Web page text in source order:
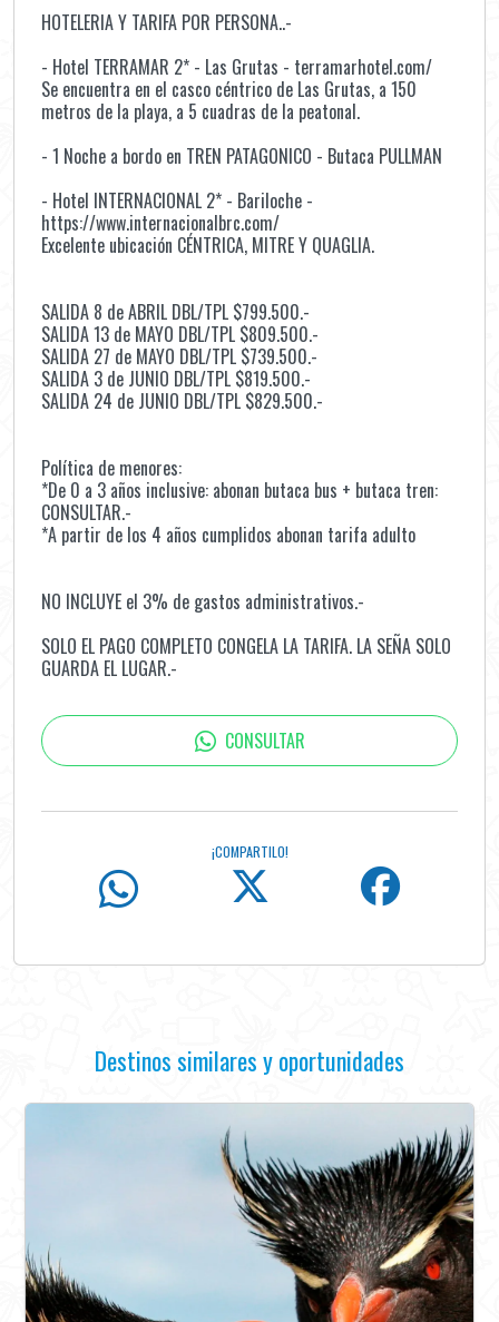
HOTELERIA Y TARIFA POR PERSONA..-
- Hotel TERRAMAR 2* - Las Grutas - terramarhotel.com/
Se encuentra en el casco céntrico de Las Grutas, a 150
metros de la playa, a 5 cuadras de la peatonal.
- 1 Noche a bordo en TREN PATAGONICO - Butaca PULLMAN
- Hotel INTERNACIONAL 2* - Bariloche -
https://www.internacionalbrc.com/
Excelente ubicación CÉNTRICA, MITRE Y QUAGLIA.
SALIDA 8 de ABRIL DBL/TPL $799.500.-
SALIDA 13 de MAYO DBL/TPL $809.500.-
SALIDA 27 de MAYO DBL/TPL $739.500.-
SALIDA 3 de JUNIO DBL/TPL $819.500.-
SALIDA 24 de JUNIO DBL/TPL $829.500.-
Política de menores:
*De 0 a 3 años inclusive: abonan butaca bus + butaca tren:
CONSULTAR.-
*A partir de los 4 años cumplidos abonan tarifa adulto
NO INCLUYE el 3% de gastos administrativos.-
SOLO EL PAGO COMPLETO CONGELA LA TARIFA. LA SEÑA SOLO
GUARDA EL LUGAR.-
CONSULTAR
¡COMPARTILO!
Destinos similares y oportunidades